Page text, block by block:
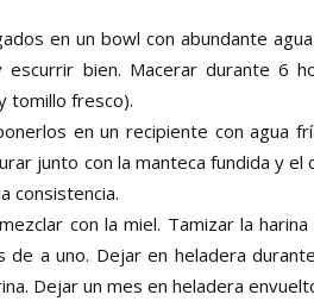
en un bowl con abundante
bien. Macerar durante 6
tomillo fresco).
en un recipiente con agua
junto con la manteca fundida y el
consistencia.
con la miel. Tamizar la
a uno. Dejar en heladera
Dejar un mes en heladera